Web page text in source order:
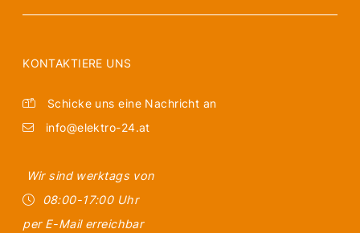
KONTAKTIERE UNS
Schicke uns eine Nachricht an
info@elektro-24.at
Wir sind werktags von
08:00-17:00 Uhr
per E-Mail erreichbar